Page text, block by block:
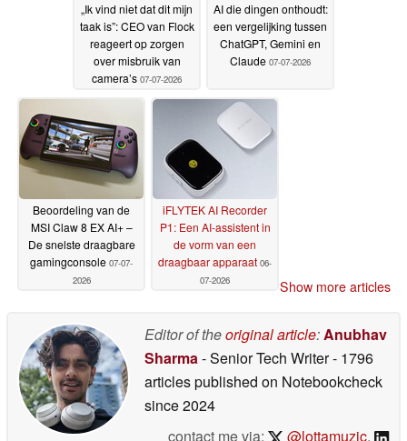
„Ik vind niet dat dit mijn
taak is”: CEO van Flock
reageert op zorgen
over misbruik van
camera’s 07-07-2026
AI die dingen onthoudt:
een vergelijking tussen
ChatGPT, Gemini en
Claude 07-07-2026
Beoordeling van de
MSI Claw 8 EX AI+ –
De snelste draagbare
gamingconsole 07-07-
2026
iFLYTEK AI Recorder
P1: Een AI-assistent in
de vorm van een
draagbaar apparaat 06-
07-2026
Show more articles
Editor of theoriginal article:Anubhav
Sharma- Senior Tech Writer- 1796
articles published on Notebookcheck
since 2024
contact me via:
@lottamuzic,